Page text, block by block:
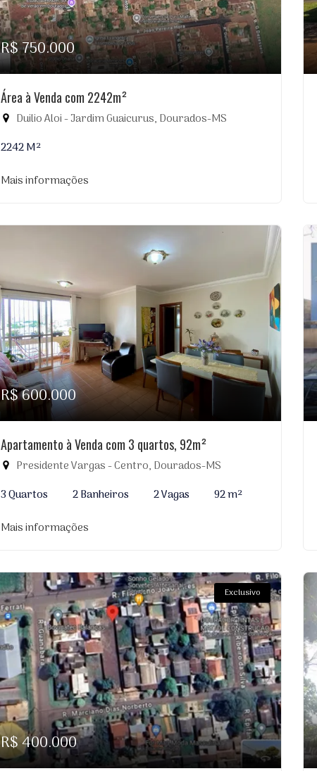
R$ 750.000
Área à Venda com 2242m²
Duilio Aloi - Jardim Guaicurus, Dourados-MS
2242 M²
Mais informações
R$ 600.000
Apartamento à Venda com 3 quartos, 92m²
Presidente Vargas - Centro, Dourados-MS
3 Quartos
2 Banheiros 2 Vagas
92 m²
Mais informações
Exclusivo
R$ 400.000